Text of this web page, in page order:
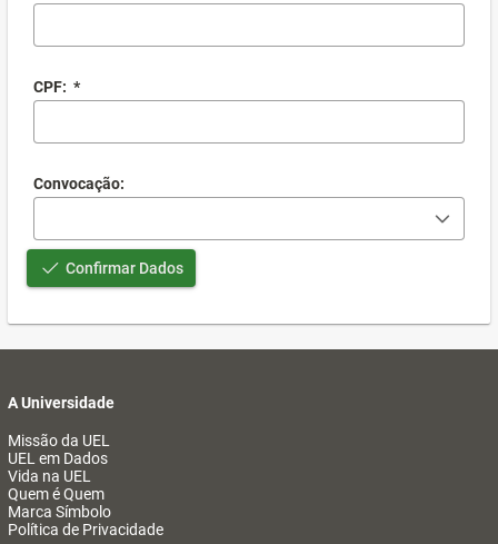
CPF: *
Convocação:
Confirmar Dados
A Universidade
Missão da UEL
UEL em Dados
Vida na UEL
Quem é Quem
Marca Símbolo
Política de Privacidade